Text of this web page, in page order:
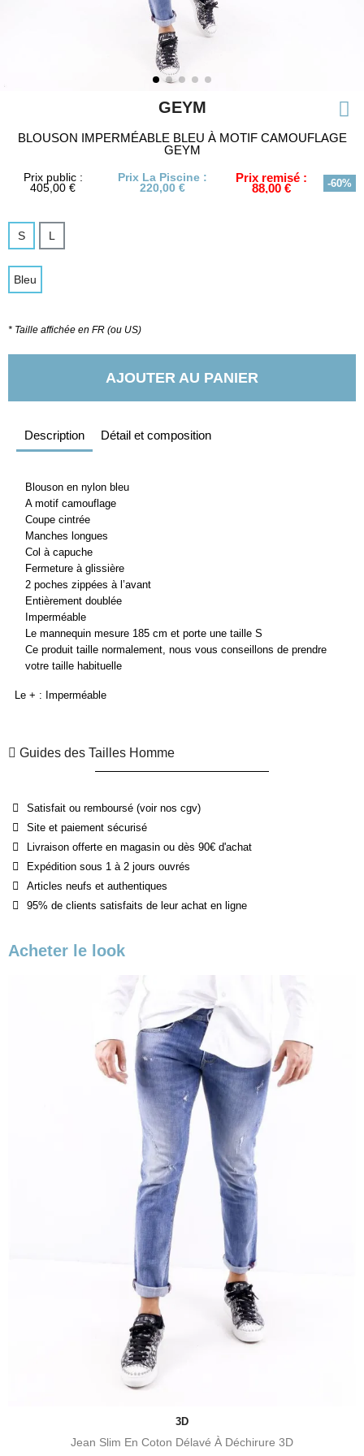
GEYM
BLOUSON IMPERMÉABLE BLEU À MOTIF CAMOUFLAGE
GEYM
Prix public :
405,00 €
Prix La Piscine :
220,00 €
Prix remisé :
88,00 € -60%
S L
Bleu
* Taille affichée en FR (ou US)
AJOUTER AU PANIER
Description Détail et composition
Blouson en nylon bleu
A motif camouflage
Coupe cintrée
Manches longues
Col à capuche
Fermeture à glissière
2 poches zippées à l’avant
Entièrement doublée
Imperméable
Le mannequin mesure 185 cm et porte une taille S
Ce produit taille normalement, nous vous conseillons de prendre
votre taille habituelle
Le + : Imperméable
Guides des Tailles Homme
Satisfait ou remboursé (voir nos cgv)
Site et paiement sécurisé
Livraison offerte en magasin ou dès 90€ d'achat
Expédition sous 1 à 2 jours ouvrés
Articles neufs et authentiques
95% de clients satisfaits de leur achat en ligne
Acheter le look
3D
Jean Slim En Coton Délavé À Déchirure 3D